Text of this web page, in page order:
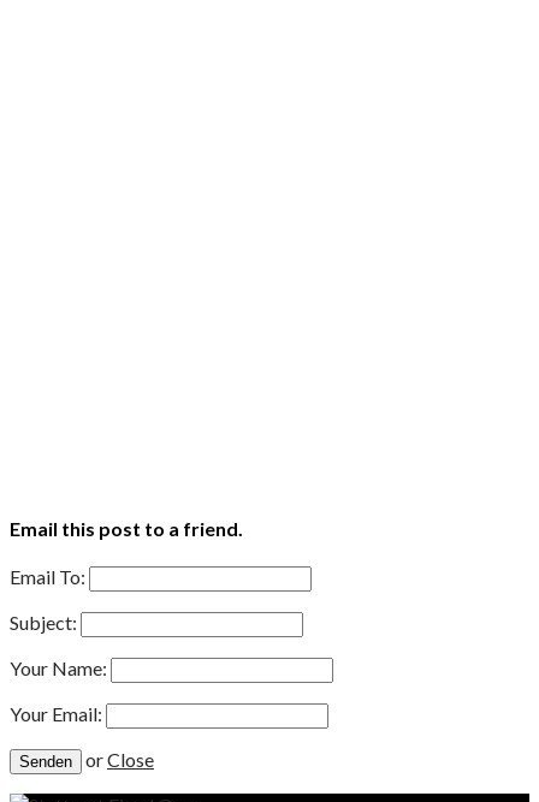
Email this post to a friend.
Email To:
Subject:
Your Name:
Your Email:
orClose